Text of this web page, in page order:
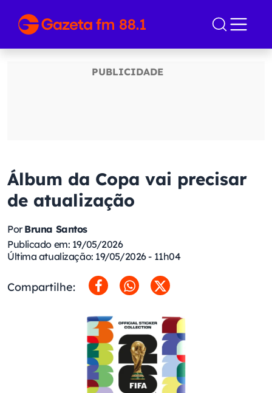
Álbum da Copa vai precisar
de atualização
PorBruna Santos
Publicado em: 19/05/2026
Última atualização: 19/05/2026 - 11h04
Compartilhe: